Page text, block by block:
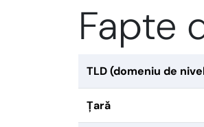
Fapte
TLD (domeniu de
Țară